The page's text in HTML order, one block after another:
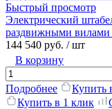
Быстрый просмотр
Электрический
раздвижными вилами
144 540 руб. / шт
В корзину
Подробнее
Купить
Купить в 1 клик